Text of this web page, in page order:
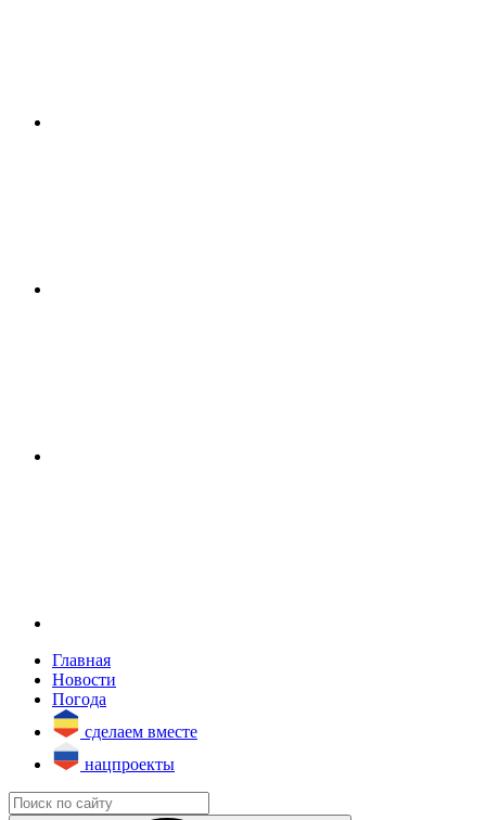
Главная
Новости
Погода
сделаем вместе
нацпроекты